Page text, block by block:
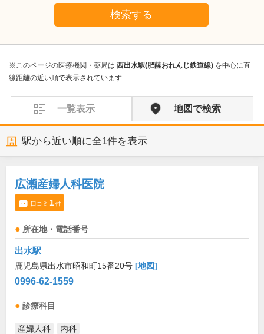
検索する
※このページの医療機関・薬局は 西出水駅(肥薩おれんじ鉄道線) を中心に直
線距離の近い順で表示されています
一覧表示 地図で検索
駅から近い順に全1件を表示
広瀬産婦人科医院
口コミ 1件
所在地・電話番号
出水駅
鹿児島県出水市昭和町15番20号 [地図]
0996-62-1559
診療科目
産婦人科 内科